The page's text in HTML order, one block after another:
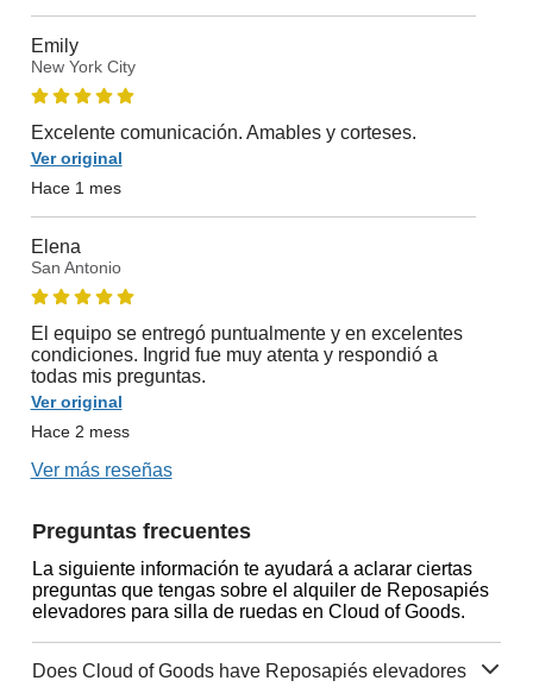
Emily
New York City
Excelente comunicación. Amables y corteses.
Ver original
Hace 1 mes
Elena
San Antonio
El equipo se entregó puntualmente y en excelentes
condiciones. Ingrid fue muy atenta y respondió a
todas mis preguntas.
Ver original
Hace 2 mess
Ver más reseñas
Preguntas frecuentes
La siguiente información te ayudará a aclarar ciertas
preguntas que tengas sobre el alquiler de Reposapiés
elevadores para silla de ruedas en Cloud of Goods.
Does Cloud of Goods have Reposapiés elevadores